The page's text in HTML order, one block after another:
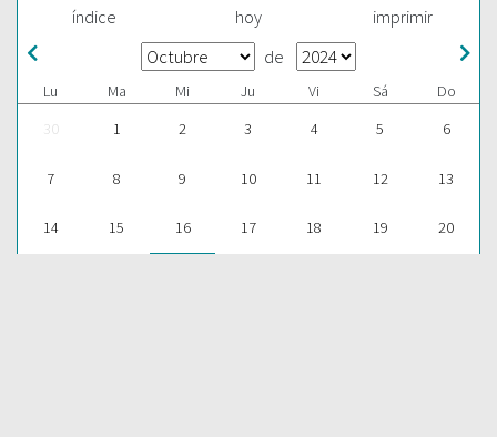
índice hoy imprimir
de
Lu Ma Mi Ju Vi Sá
Do
30
1 2 3 4 5 6
7 8 9 10 11 12 13
14 15 16 17 18 19 20